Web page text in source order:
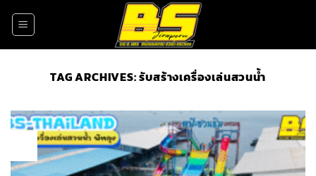
TAG ARCHIVES:รับสร้างเครื่องเล่นสวนน้ำ